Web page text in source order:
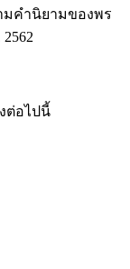
มคำนิยามของพร
ต่อไปนี้